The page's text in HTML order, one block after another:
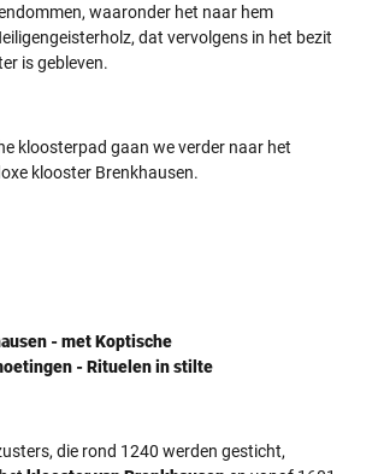
waaronder het naar hem
dat vervolgens in het bezit
is gebleven.
kloosterpad gaan we verder naar het
klooster Brenkhausen.
- met Koptische
- Rituelen in stilte
die rond 1240 werden gesticht,